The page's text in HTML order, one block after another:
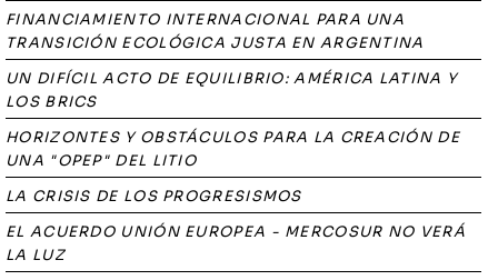
FINANCIAMIENTO INTERNACIONAL PARA UNA
TRANSICIÓN ECOLÓGICA JUSTA EN ARGENTINA
UN DIFÍCIL ACTO DE EQUILIBRIO: AMÉRICA LATINA Y
LOS BRICS
HORIZONTES Y OBSTÁCULOS PARA LA CREACIÓN DE
UNA "OPEP" DEL LITIO
LA CRISIS DE LOS PROGRESISMOS
EL ACUERDO UNIÓN EUROPEA - MERCOSUR NO VERÁ
LA LUZ